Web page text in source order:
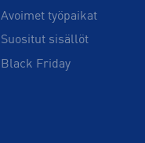
Avoimet työpaikat
Suositut sisällöt
Black Friday